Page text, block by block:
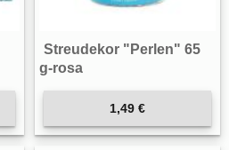
Streudekor "Perlen" 65
g-rosa
1,49 €